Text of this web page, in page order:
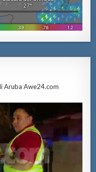
Aruba Awe24.com